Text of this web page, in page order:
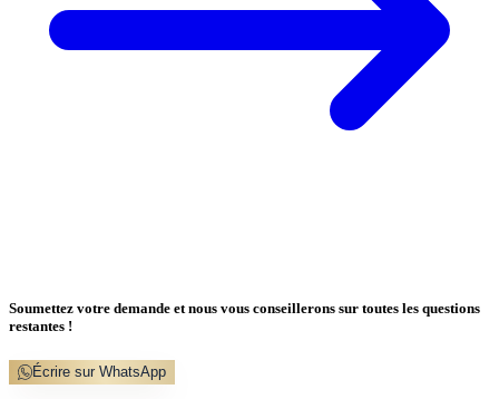
Soumettez votre demande et nous vous conseillerons sur toutes les questions
restantes !
Écrire sur WhatsApp